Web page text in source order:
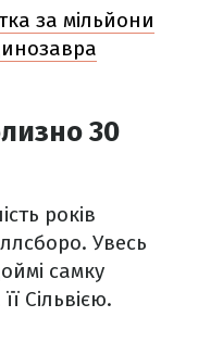
за мільйони
30
років
Увесь
самку
Сільвією.